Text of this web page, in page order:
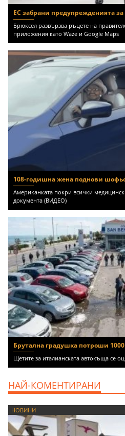
ЕС забрани предупрежденията за
Брюксел развързва ръцете на
приложения като Waze и Google Maps
108-годишна жена поднови
Американката покри всички
документа (ВИДЕО)
Брутална градушка потроши
Щетите за италианската автокъща се
НАЙ-КОМЕНТИРАНИ
НОВИНИ